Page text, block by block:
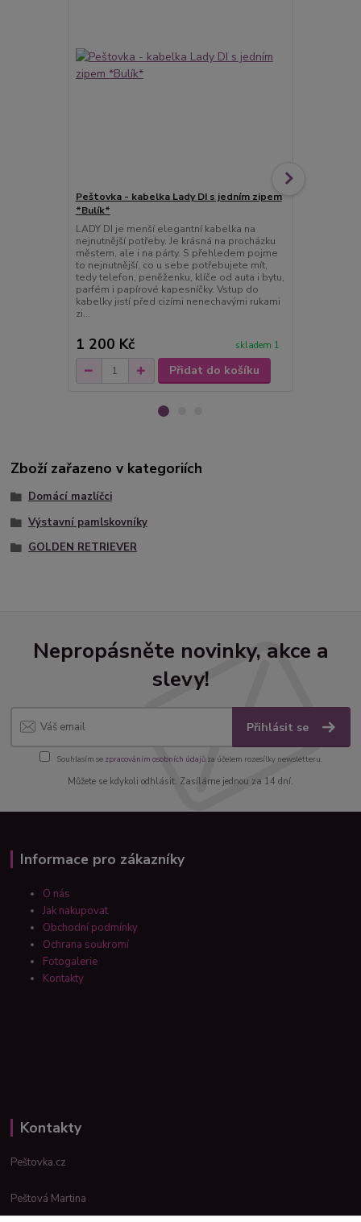
Peštovka - kabelka Lady DI s jedním zipem
*Bulík*
LADY DI je menší elegantní kabelka na
nejnutnější potřeby. Je krásná na procházku
městem, ale i na párty. S přehledem pojme
to nejnutnější, co u sebe potřebujete mít,
tedy telefon, peněženku, klíče od auta i bytu,
parfém i papírové kapesníčky. Vstup do
kabelky jistí před cizími nenechavými rukami
zi...
1 200 Kč skladem 1
Přidat do košíku
Zboží zařazeno v kategoriích
Domácí mazlíčci
Výstavní pamlskovníky
GOLDEN RETRIEVER
Nepropásněte novinky, akce a
slevy!
Přihlásit se
Souhlasím se zpracováním osobních údajůza účelem rozesílky newsletteru.
Můžete se kdykoli odhlásit. Zasíláme jednou za 14 dní.
Informace pro zákazníky
O nás
Jak nakupovat
Obchodní podmínky
Ochrana soukromí
Fotogalerie
Kontakty
Kontakty
Peštovka.cz
Peštová Martina